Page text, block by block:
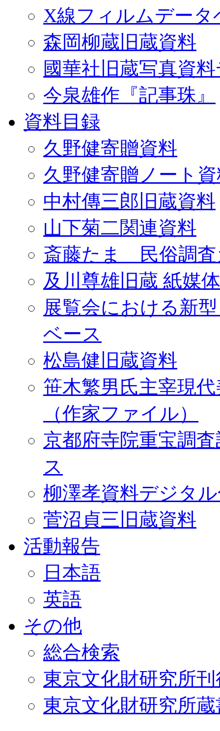
X線フィルムデータ
森岡柳蔵旧蔵資料
國華社旧蔵写真資
今泉雄作『記事珠』
資料目録
久野健寄贈資料
久野健寄贈ノート
中村傳三郎旧蔵資料
山下菊二関連資料
斎藤たま 民俗調査
及川尊雄旧蔵 紙媒
展覧会における新
ベース
松島健旧蔵資料
笹木繁男氏主宰現
（作家ファイル）
京都府寺院重宝調
ス
柳澤孝資料デジタ
菅沼貞三旧蔵資料
活動報告
日本語
英語
その他
総合検索
東京文化財研究所
東京文化財研究所